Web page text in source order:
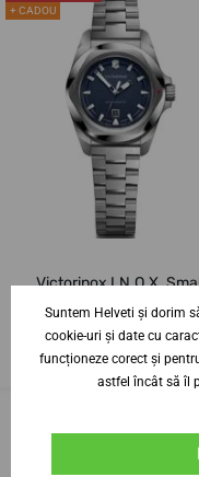
+ CADOU
Victorinox I.N.O.X.
4 săptămâni 9. 9. la tine
3 662,98 lei
Suntem Helveti și dorim
cookie-uri și date cu
funcționeze corect și
astfel încât să îl